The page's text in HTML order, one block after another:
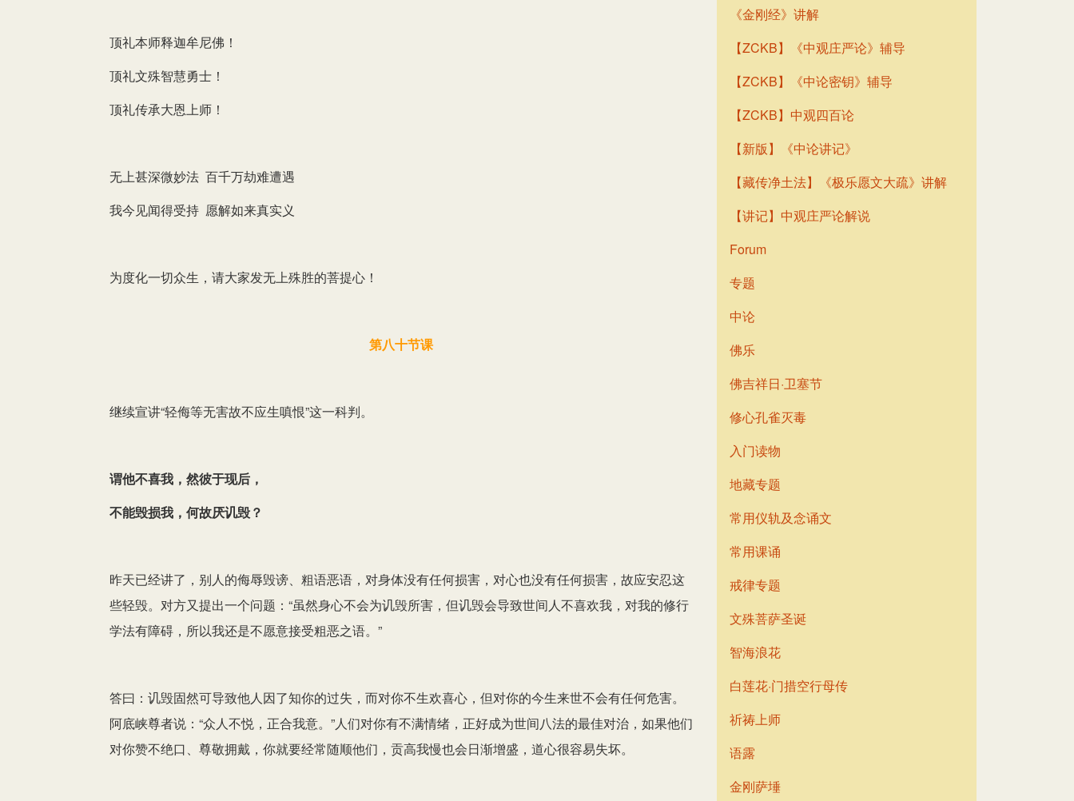
顶礼本师释迦牟尼佛！
顶礼文殊智慧勇士！
顶礼传承大恩上师！
无上甚深微妙法 百千万劫难遭遇
我今见闻得受持 愿解如来真实义
为度化一切众生，请大家发无上殊胜的菩提心！
第八十节课
继续宣讲“轻侮等无害故不应生嗔恨”这一科判。
谓他不喜我，然彼于现后，
不能毁损我，何故厌讥毁？
昨天已经讲了，别人的侮辱毁谤、粗语恶语，对身体没有任何损害，对心也没有任何损害，故应安忍这
些轻毁。对方又提出一个问题：“虽然身心不会为讥毁所害，但讥毁会导致世间人不喜欢我，对我的修行
学法有障碍，所以我还是不愿意接受粗恶之语。”
答曰：讥毁固然可导致他人因了知你的过失，而对你不生欢喜心，但对你的今生来世不会有任何危害。
阿底峡尊者说：“众人不悦，正合我意。”人们对你有不满情绪，正好成为世间八法的最佳对治，如果他们
对你赞不绝口、尊敬拥戴，你就要经常随顺他们，贡高我慢也会日渐增盛，道心很容易失坏。
《金刚经》讲解
【ZCKB】《中观庄严论》辅导
【ZCKB】《中论密钥》辅导
【ZCKB】中观四百论
【新版】《中论讲记》
【藏传净土法】《极乐愿文大疏》讲解
【讲记】中观庄严论解说
Forum
专题
中论
佛乐
佛吉祥日·卫塞节
修心孔雀灭毒
入门读物
地藏专题
常用仪轨及念诵文
常用课诵
戒律专题
文殊菩萨圣诞
智海浪花
白莲花·门措空行母传
祈祷上师
语露
金刚萨埵